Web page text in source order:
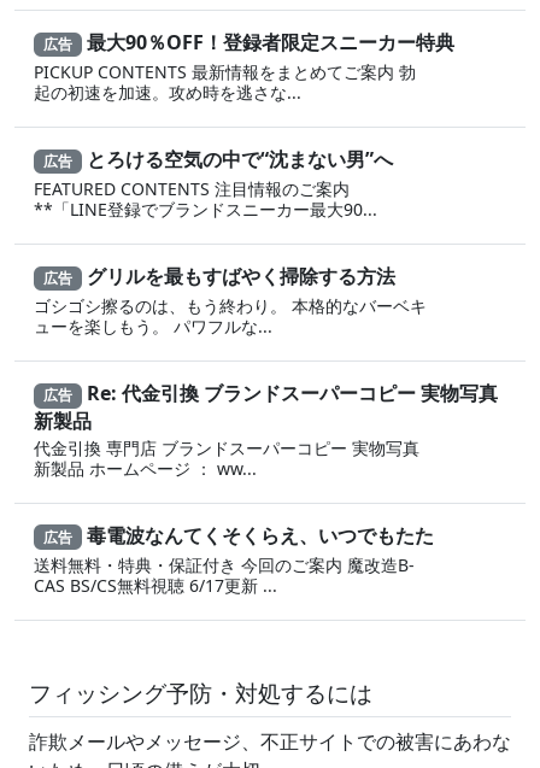
広告 最大90％OFF！登録者限定スニーカー特典
PICKUP CONTENTS 最新情報をまとめてご案内 勃
起の初速を加速。攻め時を逃さな...
広告 とろける空気の中で“沈まない男”へ
FEATURED CONTENTS 注目情報のご案内
**「LINE登録でブランドスニーカー最大90...
広告 グリルを最もすばやく掃除する方法
ゴシゴシ擦るのは、もう終わり。 本格的なバーベキ
ューを楽しもう。 パワフルな...
広告 Re: 代金引換 ブランドスーパーコピー 実物写真
新製品
代金引換 専門店 ブランドスーパーコピー 実物写真
新製品 ホームページ ： ww...
広告 毒電波なんてくそくらえ、いつでもたた
送料無料・特典・保証付き 今回のご案内 魔改造B-
CAS BS/CS無料視聴 6/17更新 ...
フィッシング予防・対処するには
詐欺メールやメッセージ、不正サイトでの被害にあわな